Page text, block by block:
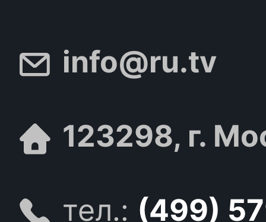
info@ru.tv
123298, г.
тел.: (499)